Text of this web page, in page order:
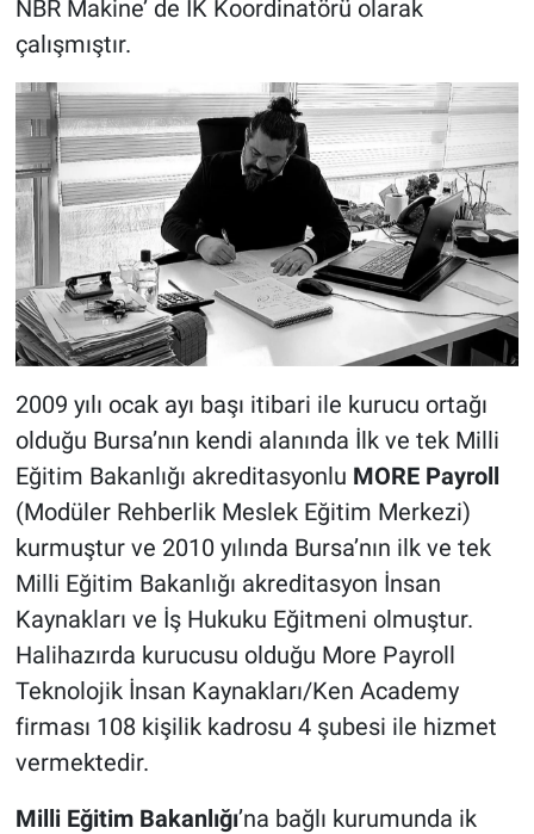
NBR Makine’ de İK Koordinatörü olarak
çalışmıştır.
2009 yılı ocak ayı başı itibari ile kurucu ortağı
olduğu Bursa’nın kendi alanında İlk ve tek Milli
Eğitim Bakanlığı akreditasyonlu MORE Payroll
(Modüler Rehberlik Meslek Eğitim Merkezi)
kurmuştur ve 2010 yılında Bursa’nın ilk ve tek
Milli Eğitim Bakanlığı akreditasyon İnsan
Kaynakları ve İş Hukuku Eğitmeni olmuştur.
Halihazırda kurucusu olduğu More Payroll
Teknolojik İnsan Kaynakları/Ken Academy
firması 108 kişilik kadrosu 4 şubesi ile hizmet
vermektedir.
Milli Eğitim Bakanlığı’na bağlı kurumunda ik